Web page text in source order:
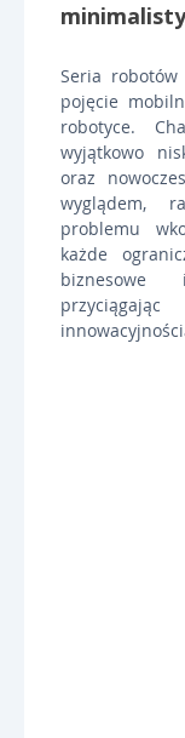
Seria
pojęcie
robotyce.
wyjątkowo
oraz
wyglądem,
problemu
każde
biznesowe